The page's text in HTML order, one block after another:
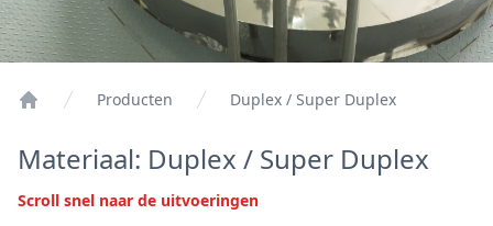
Producten Duplex / Super Duplex
Materiaal: Duplex / Super Duplex
Scroll snel naar de uitvoeringen